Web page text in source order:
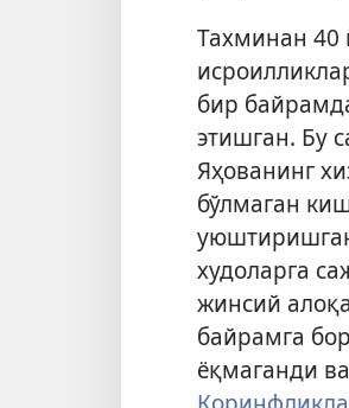
Тахминан 40
бир
этишган. Бу
Яҳованинг
бўлмаган
худоларга
жинсий
байрамга
ёқмаганди